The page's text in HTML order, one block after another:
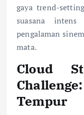
gaya trend-
suasana intens
pengalaman
mata.
Cloud
Tempur